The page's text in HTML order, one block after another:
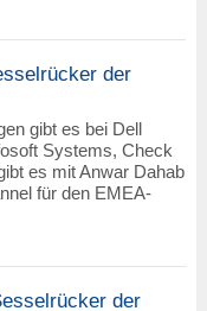
der
gibt es bei Dell
Systems, Check
es mit Anwar Dahab
für den EMEA-
der